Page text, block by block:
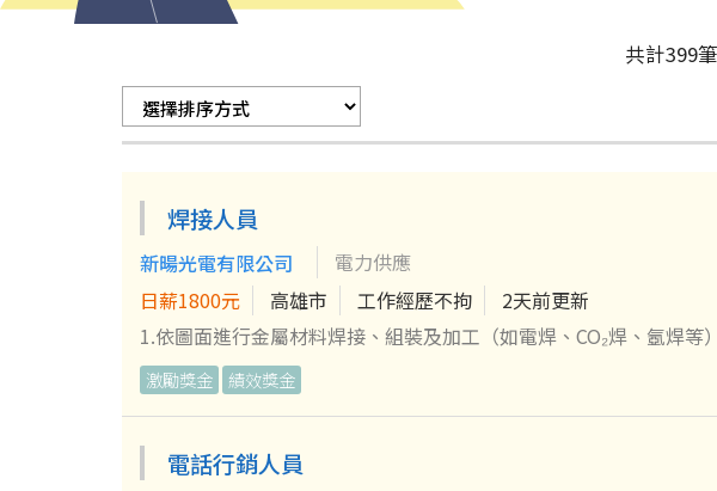
共計399筆
焊接人員
新暘光電有限公司
電力供應
日薪1800元
高雄市 工作經歷不拘
2天前更新
1.依圖面進行金屬材料焊接、組裝及加工（如電焊、CO₂焊、氬焊
及安全標準。 3.焊接設備操作、保養及工作區域整理，並配合主管
激勵獎金 績效獎金
電話行銷人員